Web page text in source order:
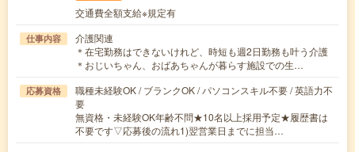
交通費全額支給※規定有
仕事内容
介護関連
＊在宅勤務はできないけれど、時短も週2日勤務も叶う介護
＊おじいちゃん、おばあちゃんが暮らす施設での生…
応募資格
職種未経験OK / ブランクOK / パソコンスキル不要 / 英語力不
要
無資格・未経験OK年齢不問★10名以上採用予定★履歴書は
不要です▽応募後の流れ1)翌営業日までに担当…